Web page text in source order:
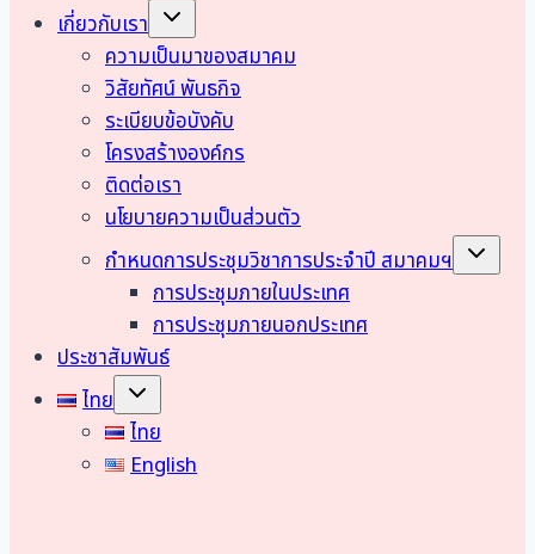
Dive
into
Targeted
Therapy,
IO,
and
ADCs
in
Gynecologic
Cancers”
เกี่ยวกับเรา
Toggle
menu
ความเป็นมาของสมาคม
วิสัยทัศน์ พันธกิจ
ระเบียบข้อบังคับ
โครงสร้างองค์กร
ติดต่อเรา
นโยบายความเป็นส่วนตัว
กำหนดการประชุมวิชาการประจำปี สมาคมฯ
Toggle
การประชุมภายในประเทศ
การประชุมภายนอกประเทศ
ประชาสัมพันธ์
ไทย
Toggle
menu
ไทย
English